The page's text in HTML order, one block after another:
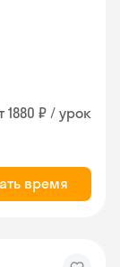
1880 ₽ / урок
время